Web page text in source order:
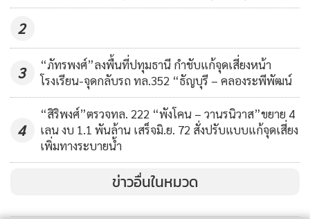
- รถไฟฟ้าสายสีแดง ให้บริการ 294 เที่ยววิ่ง จำนวน 27,411 คน-
เที่ยว (รวมผู้โดยสารรถไฟทางไกลใช้บริการสายสีแดงฟรี 254
คน-เที่ยว)
- รถไฟฟ้าสายฉลองรัชธรรม (สายสีม่วง) ให้บริการ 319 เที่ยววิ่ง
(รวมเสริม 3 เที่ยววิ่ง) จำนวน 73,878 คน-เที่ยว
- รถไฟฟ้าสายเฉลิมรัชมงคล (สายสีน้ำเงิน) ให้บริการ 487 เที่ยว
วิ่ง (รวมเสริม 24 เที่ยววิ่ง) จำนวน 497,319 คน-เที่ยว
2
3
“ภัทรพงศ์”ลงพื้นที่ปทุมธานี กำชับแก้จุดเสี่ยงหน้า
โรงเรียน-จุดกลับรถ ทล.352 “ธัญบุรี – คลองระพีพัฒน์
4
“สิริพงศ์”ตรวจทล. 222 “พังโคน – วานรนิวาส”ขยาย 4
เลน งบ 1.1 พันล้าน เสร็จมิ.ย. 72 สั่งปรับแบบแก้จุดเสี่ยง
เพิ่มทางระบายน้ำ
ข่าวอื่นในหมวด